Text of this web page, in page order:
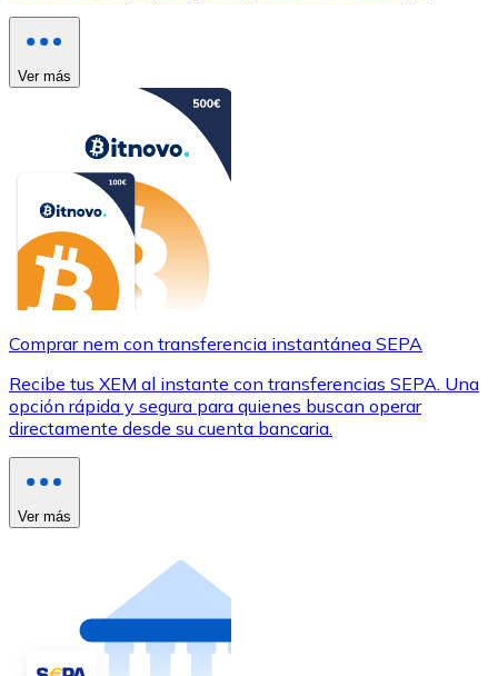
Ver más
Comprar nem con transferencia instantánea SEPA
Recibe tus XEM al instante con transferencias SEPA. Una
opción rápida y segura para quienes buscan operar
directamente desde su cuenta bancaria.
Ver más